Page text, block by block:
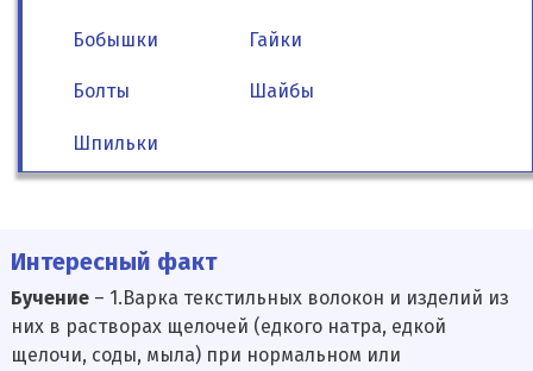
Бобышки Гайки
Болты Шайбы
Шпильки
Интересный факт
Бучение– 1.Варка текстильных волокон и изделий из
них в растворах щелочей (едкого натра, едкой
щелочи, соды, мыла) при нормальном или